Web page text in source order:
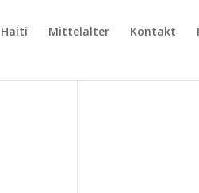
Haiti Mittelalter Kontakt